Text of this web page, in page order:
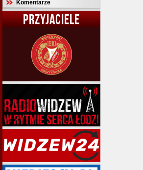
Komentarze
PRZYJACIELE